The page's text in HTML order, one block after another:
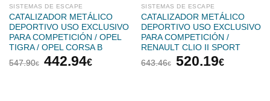
SISTEMAS DE ESCAPE
CATALIZADOR METÁLICO
DEPORTIVO USO EXCLUSIVO
PARA COMPETICIÓN / OPEL
TIGRA / OPEL CORSA B
547.90€
El
442.94€El
SISTEMAS DE ESCAPE
CATALIZADOR METÁLICO
DEPORTIVO USO EXCLUSIVO
PARA COMPETICIÓN /
RENAULT CLIO II SPORT
643.46€
El
520.19€El